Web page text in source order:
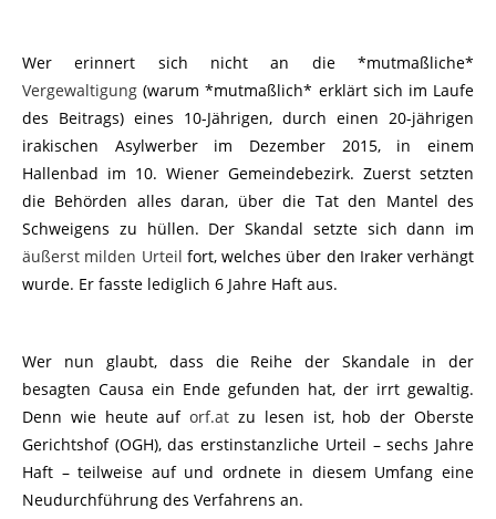
Wer erinnert sich nicht an die *mutmaßliche*
Vergewaltigung (warum *mutmaßlich* erklärt sich im Laufe
des Beitrags) eines 10-Jährigen, durch einen 20-jährigen
irakischen Asylwerber im Dezember 2015, in einem
Hallenbad im 10. Wiener Gemeindebezirk. Zuerst setzten
die Behörden alles daran, über die Tat den Mantel des
Schweigens zu hüllen. Der Skandal setzte sich dann im
äußerst milden Urteil fort, welches über den Iraker verhängt
wurde. Er fasste lediglich 6 Jahre Haft aus.
Wer nun glaubt, dass die Reihe der Skandale in der
besagten Causa ein Ende gefunden hat, der irrt gewaltig.
Denn wie heute auforf.at zu lesen ist, hob der Oberste
Gerichtshof (OGH), das erstinstanzliche Urteil – sechs Jahre
Haft – teilweise auf und ordnete in diesem Umfang eine
Neudurchführung des Verfahrens an.